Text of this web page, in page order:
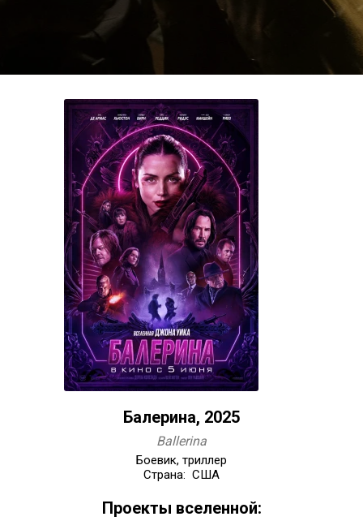
Балерина, 2025
Ballerina
Боевик, триллер
Страна: США
Проекты вселенной: